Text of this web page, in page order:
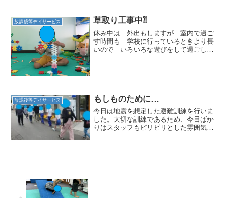
放課後等デイサービス 草取り工事中⁈
休み中は 外出もしますが 室内で過ご
す時間も 学校に行っているときより長
いので いろいろな遊びをして過ごして
放課後等デイサービス もしものために…
今日は地震を想定した避難訓練を行いま
した。大切な訓練であるため、今日ばか
りはスタッフもピリピリとした雰囲気。